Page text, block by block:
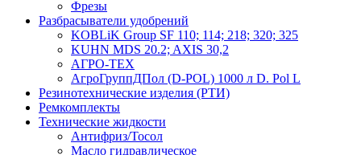
Фрезы
Разбрасыватели удобрений
KOBLiK Group SF 110; 114; 218; 320; 325
KUHN MDS 20.2; AXIS 30,2
АГРО-ТЕХ
АгроГруппДПол (D-POL) 1000 л D. Pol L
Резинотехнические изделия (РТИ)
Ремкомплекты
Технические жидкости
Антифриз/Тосол
Масло гидравлическое